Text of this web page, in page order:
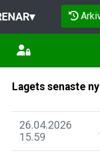
▾
Lagets senaste
26.04.2026
15.59